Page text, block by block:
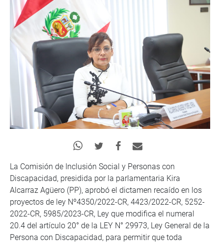
La Comisión de Inclusión Social y Personas con
Discapacidad, presidida por la parlamentaria Kira
Alcarraz Agüero (PP), aprobó el dictamen recaído en los
proyectos de ley Nº4350/2022-CR, 4423/2022-CR, 5252-
2022-CR, 5985/2023-CR, Ley que modifica el numeral
20.4 del artículo 20° de la LEY N° 29973, Ley General de la
Persona con Discapacidad, para permitir que toda